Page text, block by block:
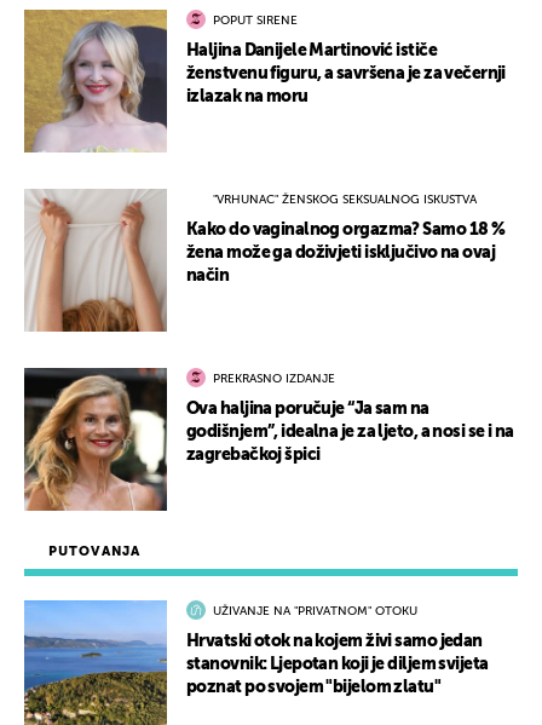
PUTOVANJA
UŽIVANJE NA "PRIVATNOM" OTOKU
Hrvatski otok na kojem živi samo jedan
stanovnik: Ljepotan koji je diljem svijeta
poznat po svojem "bijelom zlatu"
POPUT SIRENE
Haljina Danijele Martinović ističe
ženstvenu figuru, a savršena je za večernji
izlazak na moru
"VRHUNAC" ŽENSKOG SEKSUALNOG ISKUSTVA
Kako do vaginalnog orgazma? Samo 18 %
žena može ga doživjeti isključivo na ovaj
način
PREKRASNO IZDANJE
Ova haljina poručuje “Ja sam na
godišnjem”, idealna je za ljeto, a nosi se i na
zagrebačkoj špici